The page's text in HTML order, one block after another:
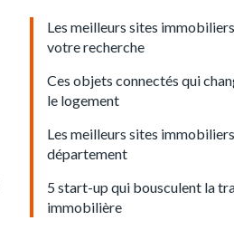
Les meilleurs sites
votre recherche
Ces objets connectés qui
le logement
Les meilleurs sites
département
5 start-up qui bousculent la
immobilière